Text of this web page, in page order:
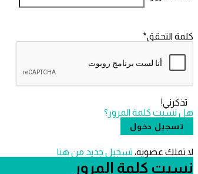
كلمة التحقق*
تذكرني!
هل نسيت كلمة المرور؟
لا تملك عضوية، ‫تسجيل جديد من هنا
نسيت كلمة المرور